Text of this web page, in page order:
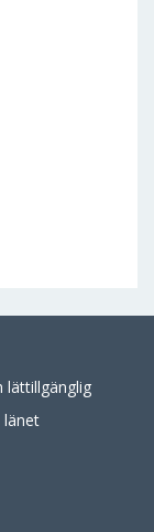
lättillgänglig
länet